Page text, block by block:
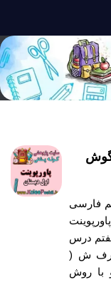
گوش
فارسی
درس
حرف ش (
با روش